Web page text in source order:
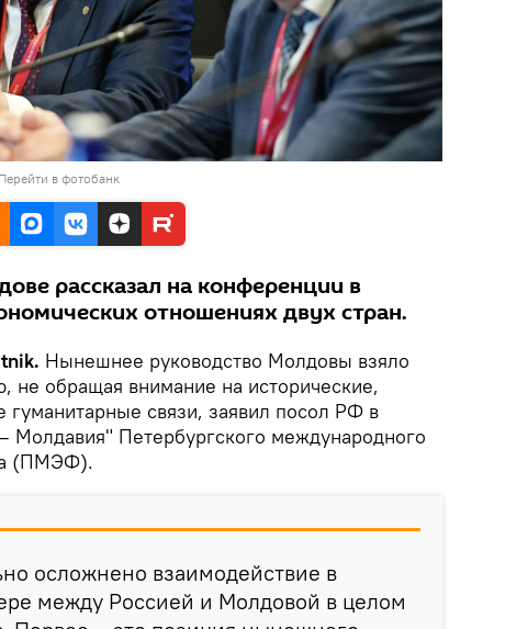
Перейти в фотобанк
рассказал на конференции в
отношениях двух стран.
Нынешнее руководство Молдовы взяло
не обращая внимание на исторические,
связи, заявил посол РФ в
Молдавия" Петербургского международного
(ПМЭФ).
осложнено взаимодействие в
между Россией и Молдовой в целом